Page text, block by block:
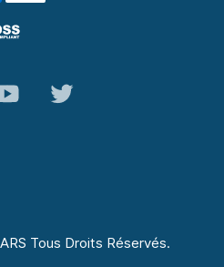
Tous Droits Réservés.